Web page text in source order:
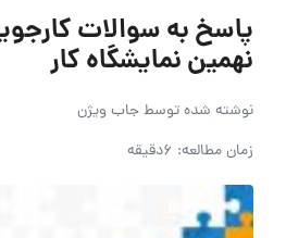
پاسخ به سوالات
نهمین نمایشگاه کار
نوشته شده توسطجاب ویژن
زمان مطالعه: 6دقیقه